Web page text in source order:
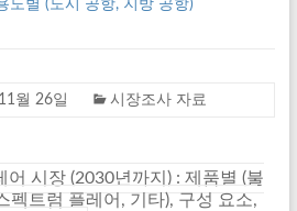
도별 (도시 공항, 지방 공항)
월 26일 시장조사 자료
어 시장 (2030년까지) : 제품별 (불
펙트럼 플레어, 기타), 구성 요소,